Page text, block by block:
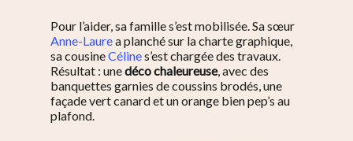
Pour l’aider, sa famille s’est mobilisée. Sa sœur
Anne-Laurea planché sur la charte graphique,
sa cousineCélines’est chargée des travaux.
Résultat : unedéco chaleureuse, avec des
banquettes garnies de coussins brodés, une
façade vert canard et un orange bien pep’s au
plafond.